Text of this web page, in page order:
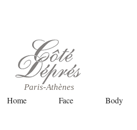
Home Face Body
Paris-Athènes